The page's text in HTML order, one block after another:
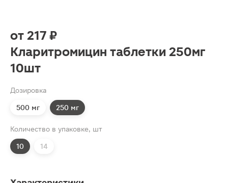
от 217 ₽
Кларитромицин таблетки 250мг
10шт
Дозировка
500 мг 250 мг
Количество в упаковке, шт
10 14